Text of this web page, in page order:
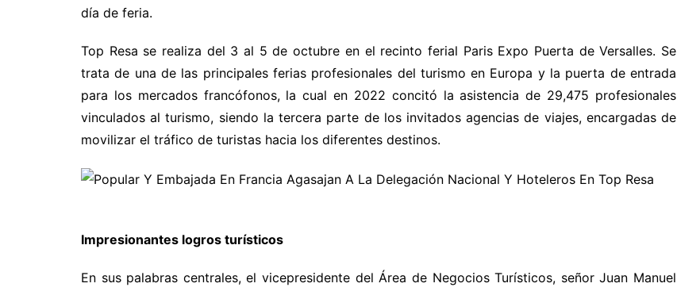
día de feria.
Top Resa se realiza del 3 al 5 de octubre en el recinto ferial Paris Expo Puerta de Versalles. Se
trata de una de las principales ferias profesionales del turismo en Europa y la puerta de entrada
para los mercados francófonos, la cual en 2022 concitó la asistencia de 29,475 profesionales
vinculados al turismo, siendo la tercera parte de los invitados agencias de viajes, encargadas de
movilizar el tráfico de turistas hacia los diferentes destinos.
Impresionantes logros turísticos
En sus palabras centrales, el vicepresidente del Área de Negocios Turísticos, señor Juan Manuel